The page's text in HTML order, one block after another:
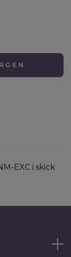
EXC i skick